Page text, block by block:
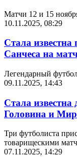
Матчи 12 и 15
10.11.2025, 08:29
Стала известна
Санчеса на
Легендарный
09.11.2025, 14:43
Стала
Головина и
Три футболиста
товарищескими
07.11.2025, 14:29